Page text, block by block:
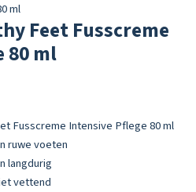
ml
Feet Fusscreme
80 ml
Fusscreme Intensive Pflege 80 ml
ruwe voeten
langdurig
vettend